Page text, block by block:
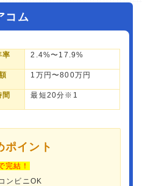
コム
率 2.4%〜17.9%
1万円〜800万円
間 最短20分※1
ポイント
完結！
ンビニOK